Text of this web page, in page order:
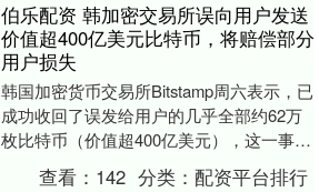
伯乐配资 韩加密交易所误向用户发送
价值超400亿美元比特币，将赔偿部分
用户损失
韩国加密货币交易所Bitstamp周六表示，已
成功收回了误发给用户的几乎全部约62万
枚比特币（价值超400亿美元），这一事件
一度拉低了该平台上比特币的价格。 据....
查看： 142 分类：配资平台排行